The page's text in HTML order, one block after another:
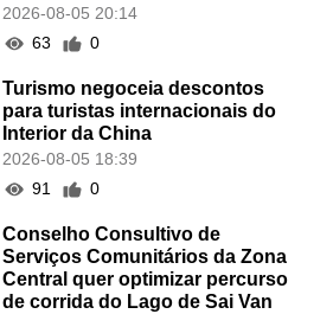
2026-08-05 20:14
63
0
Turismo negoceia descontos
para turistas internacionais do
Interior da China
2026-08-05 18:39
91
0
Conselho Consultivo de
Serviços Comunitários da Zona
Central quer optimizar percurso
de corrida do Lago de Sai Van